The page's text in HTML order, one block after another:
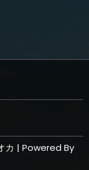
カ | Powered By